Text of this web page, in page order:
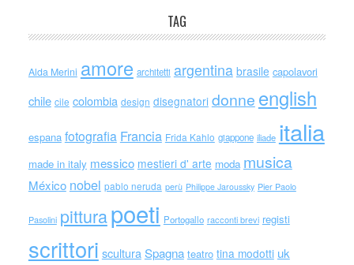
TAG
Alda Merini amore architetti argentina brasile capolavori
chile cile colombia design disegnatori donne english
espana fotografia Francia Frida Kahlo giappone iliade italia
made in italy messico mestieri d' arte moda musica
México nobel pablo neruda perù Philippe Jaroussky Pier Paolo
Pasolini pitturapoeti Portogallo racconti brevi registi
scrittori scultura Spagna teatro tina modotti uk